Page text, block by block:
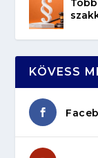
KÖVESS